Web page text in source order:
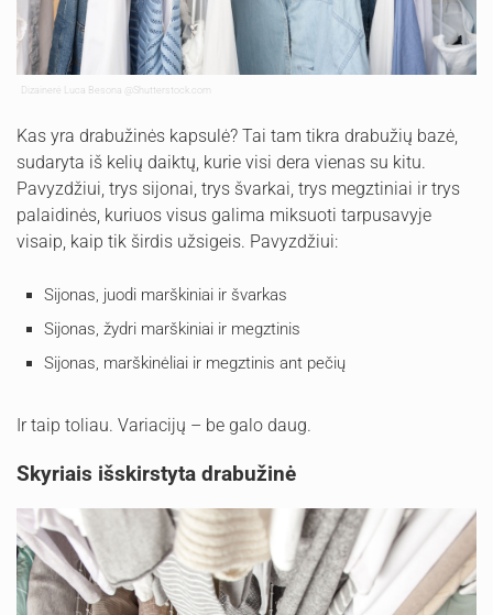
Dizainerė Luca Besona @Shutterstock.com
Kas yra drabužinės kapsulė? Tai tam tikra drabužių bazė,
sudaryta iš kelių daiktų, kurie visi dera vienas su kitu.
Pavyzdžiui, trys sijonai, trys švarkai, trys megztiniai ir trys
palaidinės, kuriuos visus galima miksuoti tarpusavyje
visaip, kaip tik širdis užsigeis. Pavyzdžiui:
Sijonas, juodi marškiniai ir švarkas
Sijonas, žydri marškiniai ir megztinis
Sijonas, marškinėliai ir megztinis ant pečių
Ir taip toliau. Variacijų – be galo daug.
Skyriais išskirstyta drabužinė